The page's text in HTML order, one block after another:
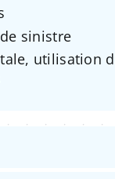
sinistre
utilisation